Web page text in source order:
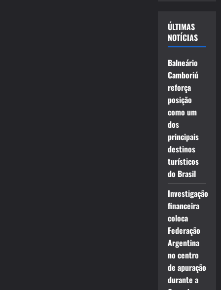
ÚLTIMAS
NOTÍCIAS
Balneário
Camboriú
reforça
posição
como um
dos
principais
destinos
turísticos
do Brasil
Investigação
financeira
coloca
Federação
Argentina
no centro
de apuração
durante a